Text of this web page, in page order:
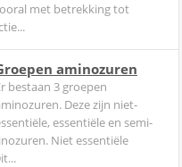
met betrekking tot
aminozuren
bestaan 3 groepen
Deze zijn niet-
essentiële en semi-
Niet essentiële